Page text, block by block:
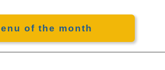
of the month